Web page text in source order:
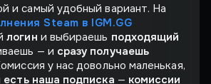
и самый удобный вариант. На
Steam в IGM.GG
логин и выбираешь подходящий
— и сразу получаешь
у нас довольно маленькая,
есть наша подписка — комиссии